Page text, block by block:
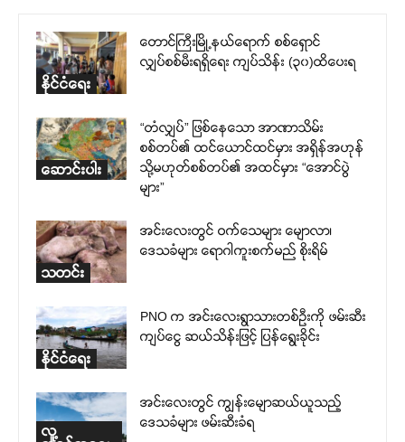
နိုင်ငံရေး
တောင်ကြီးမြို့နယ်ရောက် စစ်ရှောင်
လျှပ်စစ်မီးရရှိရေး ကျပ်သိန်း (၃၀)ထိပေးရ
ဆောင်းပါး
“တံလျှပ်” ဖြစ်နေသော အာဏာသိမ်း
စစ်တပ်၏ ထင်ယောင်ထင်မှား အရှိန်အဟုန်
သို့မဟုတ်စစ်တပ်၏ အထင်မှား “အောင်ပွဲ
များ”
သတင်း
အင်းလေးတွင် ဝက်သေများ မျောလာ၊
ဒေသခံများ ရောဂါကူးစက်မည် စိုးရိမ်
နိုင်ငံရေး
PNO က အင်းလေးရွာသားတစ်ဦးကို ဖမ်းဆီး
ကျပ်ငွေ ဆယ်သိန်းဖြင့် ပြန်ရွေးခိုင်း
လူ့
အင်းလေးတွင် ကျွန်းမျောဆယ်ယူသည့်
ဒေသခံများ ဖမ်းဆီးခံရ